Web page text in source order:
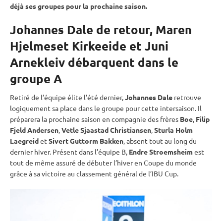
déjà ses groupes pour la prochaine saison.
Johannes Dale de retour, Maren
Hjelmeset Kirkeeide et Juni
Arnekleiv débarquent dans le
groupe A
Retiré de l’équipe élite l’été dernier,Johannes Dale retrouve
logiquement sa place dans le groupe pour cette intersaison. Il
préparera la prochaine saison en compagnie des frères Boe, Filip
Fjeld Andersen,Vetle Sjaastad Christiansen,Sturla Holm
Laegreidet Sivert Guttorm Bakken, absent tout au long du
dernier hiver. Présent dans l’équipe B, Endre Stroemsheimest
tout de même assuré de débuter l’hiver en Coupe du monde
grâce à sa victoire au classement général de l’IBU Cup.